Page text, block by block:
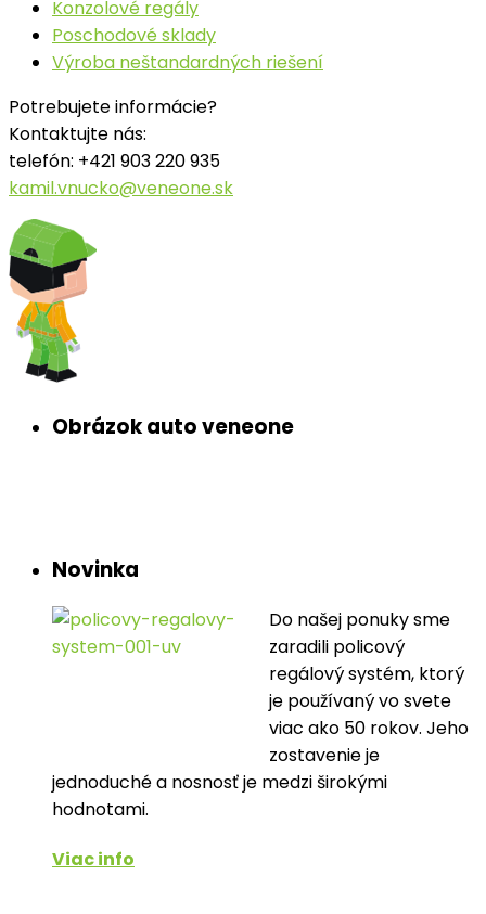
Konzolové regály
Poschodové sklady
Výroba neštandardných riešení
Potrebujete informácie?
Kontaktujte nás:
telefón: +421 903 220 935
kamil.vnucko@veneone.sk
Obrázok auto veneone
Novinka
Do našej ponuky sme
zaradili policový
regálový systém, ktorý
je používaný vo svete
viac ako 50 rokov. Jeho
zostavenie je
jednoduché a nosnosť je medzi širokými
hodnotami.
Viac info